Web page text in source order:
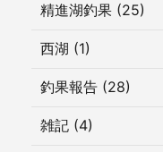
精進湖釣果 (25)
西湖 (1)
釣果報告 (28)
雑記 (4)